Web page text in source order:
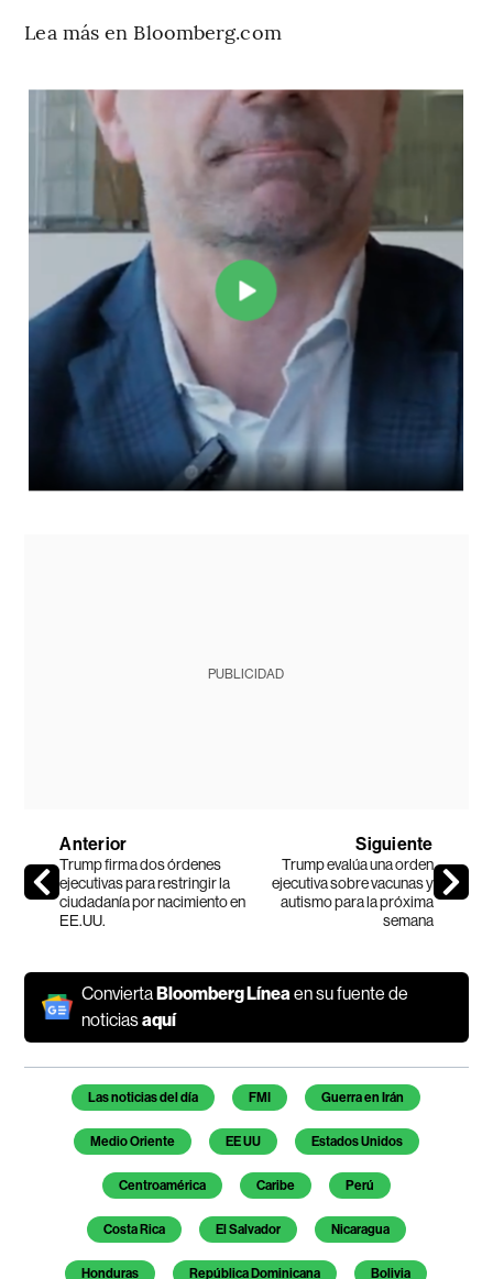
Lea más en Bloomberg.com
PUBLICIDAD
Anterior
Trump firma dos órdenes
ejecutivas para restringir la
ciudadanía por nacimiento en
EE.UU.
Siguiente
Trump evalúa una orden
ejecutiva sobre vacunas y
autismo para la próxima
semana
ConviertaBloomberg Línea en su fuente de
noticiasaquí
Temas de este artículo
Las noticias del día FMI Guerra en Irán
Medio Oriente EE UU Estados Unidos
Centroamérica Caribe Perú
Costa Rica El Salvador Nicaragua
Honduras República Dominicana Bolivia